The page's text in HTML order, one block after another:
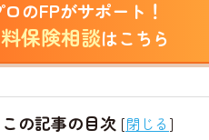
ロのFPがサポート！
保険相談はこちら
この記事の目次 [閉じる ]